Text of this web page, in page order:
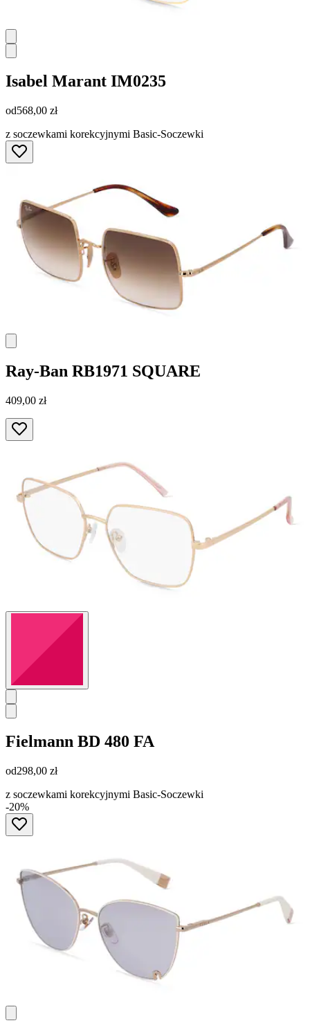
Isabel Marant IM0235
od568,00 zł
z soczewkami korekcyjnymi Basic-Soczewki
Ray-Ban RB1971 SQUARE
409,00 zł
Fielmann BD 480 FA
od298,00 zł
z soczewkami korekcyjnymi Basic-Soczewki
-20%